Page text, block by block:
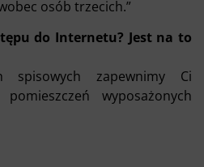
osób trzecich.”
do Internetu? Jest na to
spisowych zapewnimy Ci
wyposażonych